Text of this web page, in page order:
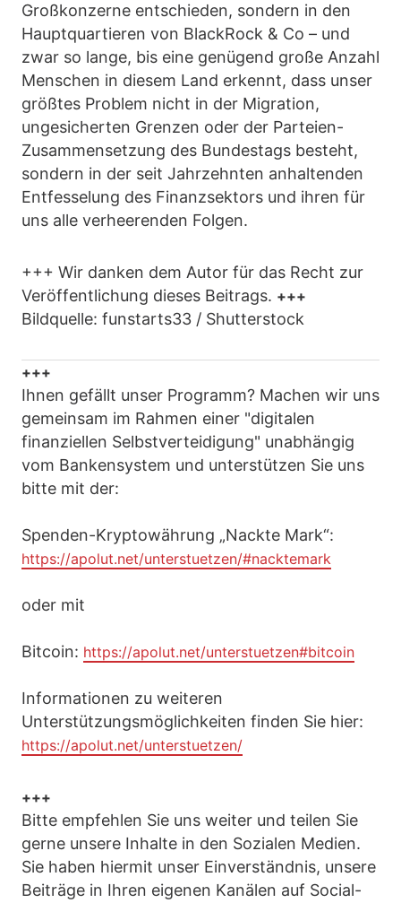
Großkonzerne entschieden, sondern in den
Hauptquartieren von BlackRock & Co – und
zwar so lange, bis eine genügend große Anzahl
Menschen in diesem Land erkennt, dass unser
größtes Problem nicht in der Migration,
ungesicherten Grenzen oder der Parteien-
Zusammensetzung des Bundestags besteht,
sondern in der seit Jahrzehnten anhaltenden
Entfesselung des Finanzsektors und ihren für
uns alle verheerenden Folgen.
+++ Wir danken dem Autor für das Recht zur
Veröffentlichung dieses Beitrags. +++
Bildquelle: funstarts33 / Shutterstock
+++
Ihnen gefällt unser Programm? Machen wir uns
gemeinsam im Rahmen einer "digitalen
finanziellen Selbstverteidigung" unabhängig
vom Bankensystem und unterstützen Sie uns
bitte mit der:
Spenden-Kryptowährung „Nackte Mark“:
https://apolut.net/unterstuetzen/#nacktemark
oder mit
Bitcoin: https://apolut.net/unterstuetzen#bitcoin
Informationen zu weiteren
Unterstützungsmöglichkeiten finden Sie hier:
https://apolut.net/unterstuetzen/
+++
Bitte empfehlen Sie uns weiter und teilen Sie
gerne unsere Inhalte in den Sozialen Medien.
Sie haben hiermit unser Einverständnis, unsere
Beiträge in Ihren eigenen Kanälen auf Social-